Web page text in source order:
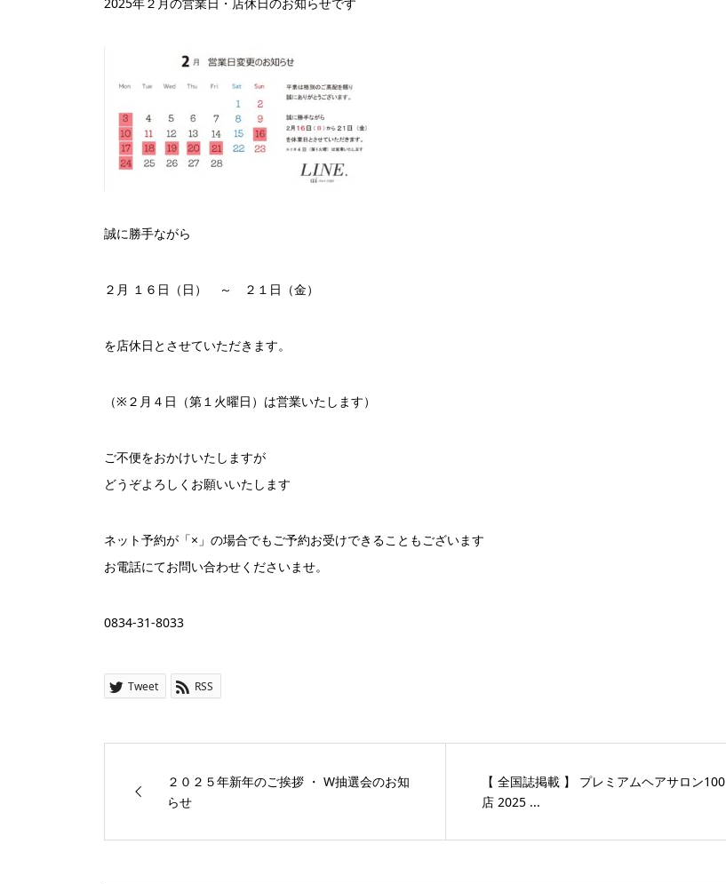
誠に勝手ながら
２月 １６日（日） ～ ２１日（金）
を店休日とさせていただきます。
（※２月４日（第１火曜日）は営業いたします）
ご不便をおかけいたしますが
どうぞよろしくお願いいたします
ネット予約が「×」の場合でもご予約お受けできることもございます
お電話にてお問い合わせくださいませ。
0834-31-8033
Tweet RSS
２０２５年新年のご挨拶 ・ W抽選会のお知
らせ
【 全国誌掲載 】 プレミアムヘアサロン100
店 2025 ...